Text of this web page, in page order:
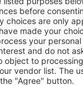
Alle rettigheter